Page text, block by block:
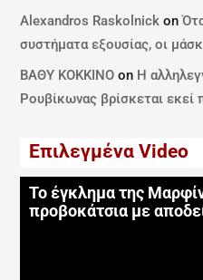
Alexandros Raskolnick on
συστήματα εξουσίας, οι
ΒΑΘΥ ΚΟΚΚΙΝΟ on Η
Ρουβίκωνας βρίσκεται εκεί
Επιλεγμένα Video
Το έγκλημα της
προβοκάτσια με